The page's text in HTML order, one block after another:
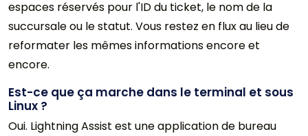
espaces réservés pour l'ID du ticket, le nom de la
succursale ou le statut. Vous restez en flux au lieu de
reformater les mêmes informations encore et
encore.
Est-ce que ça marche dans le terminal et sous
Linux ?
Oui. Lightning Assist est une application de bureau